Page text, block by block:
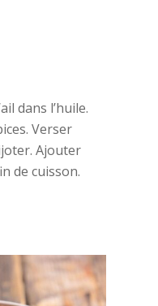
dans l’huile.
Verser
Ajouter
de cuisson.